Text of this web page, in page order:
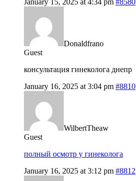
Donaldfrano
Guest
консультация гинеколога днепр
January 16, 2025 at 3:04 pm #8810
WilbertTheaw
Guest
полный осмотр у гинеколога
January 16, 2025 at 3:12 pm #8812